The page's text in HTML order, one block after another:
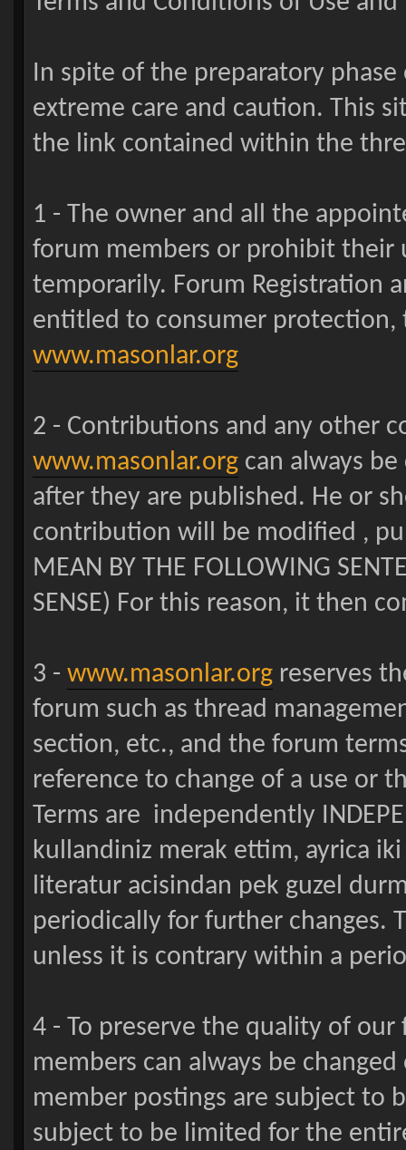
In spite of the preparatory
extreme care and caution. This
the link contained within the
1 - The owner and all the
forum members or prohibit their
temporarily. Forum Registration
entitled to consumer protection,
www.masonlar.org
2 - Contributions and any other
www.masonlar.orgcan always
after they are published. He or
contribution will be modified ,
MEAN BY THE FOLLOWING
SENSE) For this reason, it then
3 - www.masonlar.orgreserves
forum such as thread
section, etc., and the forum
reference to change of a use or
Terms are independently
kullandiniz merak ettim, ayrica
literatur acisindan pek guzel
periodically for further changes.
unless it is contrary within a
4 - To preserve the quality of
members can always be
member postings are subject to
subject to be limited for the